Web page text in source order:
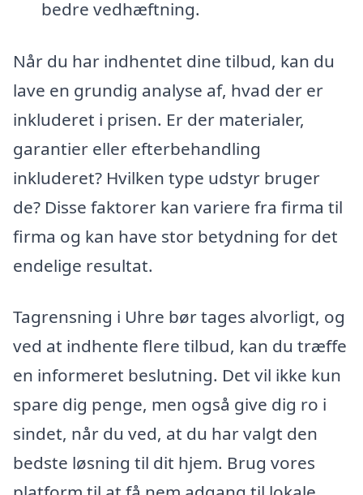
bedre vedhæftning.
Når du har indhentet dine tilbud, kan du
lave en grundig analyse af, hvad der er
inkluderet i prisen. Er der materialer,
garantier eller efterbehandling
inkluderet? Hvilken type udstyr bruger
de? Disse faktorer kan variere fra firma til
firma og kan have stor betydning for det
endelige resultat.
Tagrensning i Uhre bør tages alvorligt, og
ved at indhente flere tilbud, kan du træffe
en informeret beslutning. Det vil ikke kun
spare dig penge, men også give dig ro i
sindet, når du ved, at du har valgt den
bedste løsning til dit hjem. Brug vores